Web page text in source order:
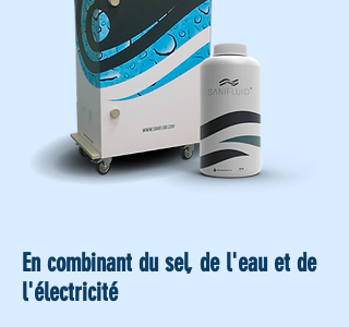
En combinant du sel, de l'eau et de
l'électricité